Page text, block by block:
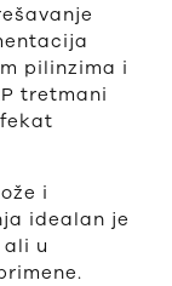
pilinzima i
tretmani
i
idealan je
u